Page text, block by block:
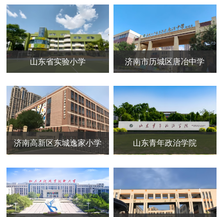
山东省实验小学 济南市历城区唐冶中学
济南高新区东城逸家小学 山东青年政治学院